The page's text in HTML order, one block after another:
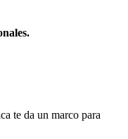
te da un marco para